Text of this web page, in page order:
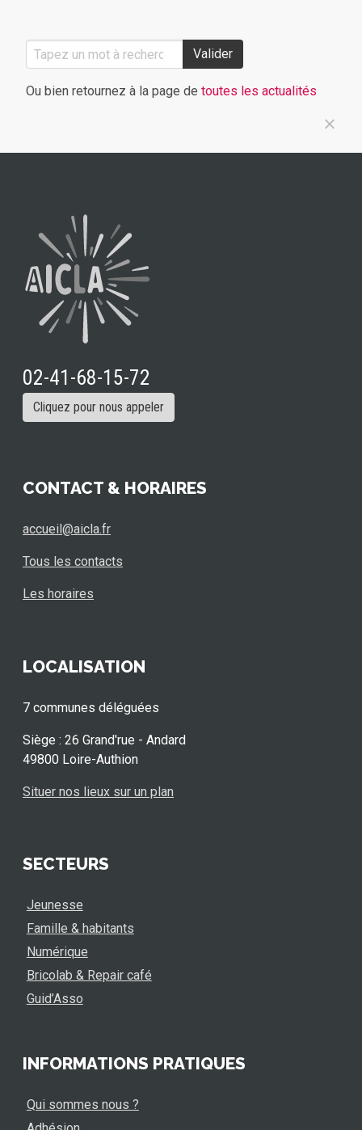
Valider
Ou bien retournez à la page de toutes les actualités
02-41-68-15-72
Cliquez pour nous appeler
CONTACT & HORAIRES
accueil@aicla.fr
Tous les contacts
Les horaires
LOCALISATION
7 communes déléguées
Siège : 26 Grand'rue - Andard
49800 Loire-Authion
Situer nos lieux sur un plan
SECTEURS
Jeunesse
Famille & habitants
Numérique
Bricolab & Repair café
Guid’Asso
INFORMATIONS PRATIQUES
Qui sommes nous ?